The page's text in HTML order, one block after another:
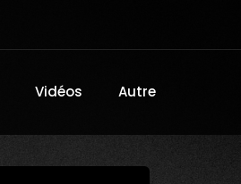
Vidéos Autre